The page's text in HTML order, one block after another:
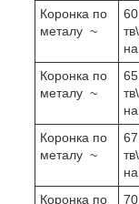
Коронка по
металу ~
Коронка по
металу ~
Коронка по
металу ~
Коронка по